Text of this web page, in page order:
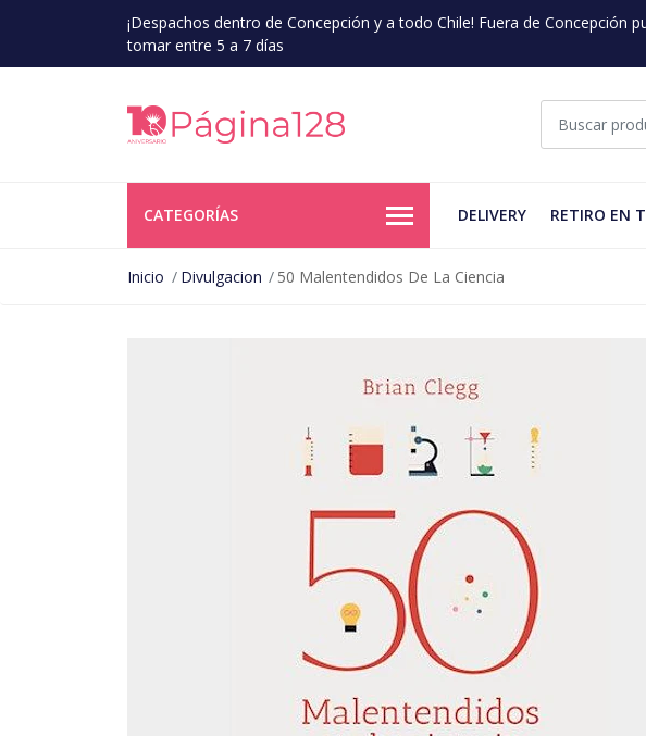
¡Despachos dentro de Concepción y a todo Chile! Fuera de Concepción
tomar entre 5 a 7 días
CATEGORÍAS DELIVERY RETIRO EN
Inicio Divulgacion 50 Malentendidos De La Ciencia